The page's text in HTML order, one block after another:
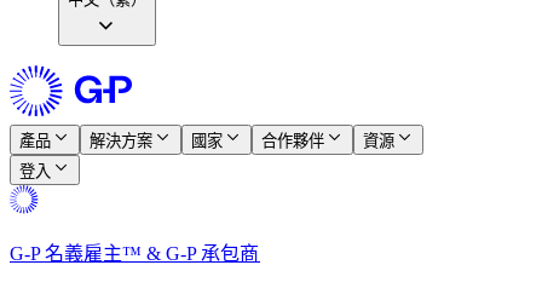
產品​​ 解決方案​​ 國家​​ 合作夥伴​​
資源​​
登入​​
G-P 名義雇主™ & G-P 承包商​​